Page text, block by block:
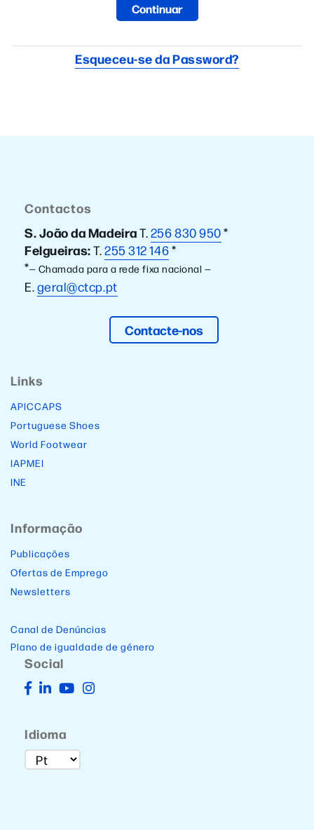
Esqueceu-se da Password?
Contactos
S. João da MadeiraT.256 830 950*
Felgueiras:T.255 312 146*
*— Chamada para a rede fixa nacional —
E.geral@ctcp.pt
Contacte-nos
Links
APICCAPS
Portuguese Shoes
World Footwear
IAPMEI
INE
Informação
Publicações
Ofertas de Emprego
Newsletters
Canal de Denúncias
Plano de igualdade de género
Social
Idioma